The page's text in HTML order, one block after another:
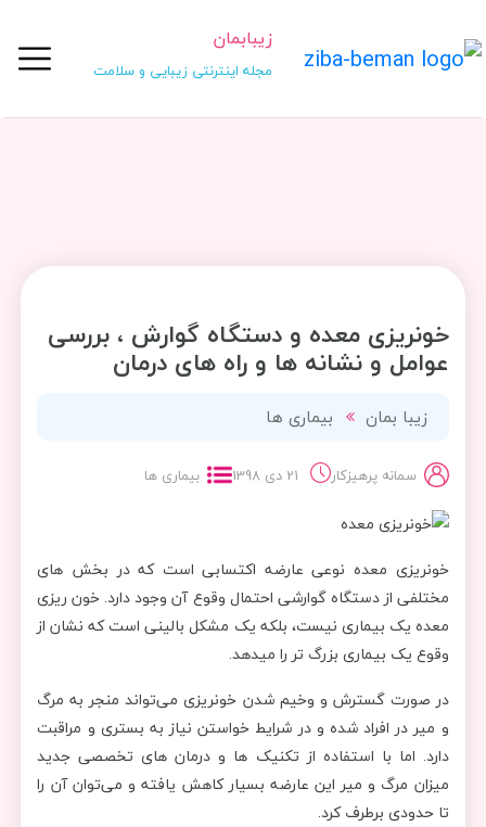
زیبابمان
مجله اینترنتی زیبایی و سلامت
خونریزی معده و دستگاه گوارش ، بررسی
عوامل و نشانه ها و راه های درمان
زیبا بمان بیماری ها
سمانه پرهیزکار 21 دی 1398 بیماری ها
خونریزی معده نوعی عارضه اکتسابی است که در بخش های
مختلفی از دستگاه گوارشی احتمال وقوع آن وجود دارد. خون ریزی
معده یک بیماری نیست، بلکه یک مشکل بالینی است که نشان از
وقوع یک بیماری بزرگ تر را میدهد.
در صورت گسترش و وخیم شدن خونریزی می‌تواند منجر به مرگ
و میر در افراد شده و در شرایط خواستن نیاز به بستری و مراقبت
دارد. اما با استفاده از تکنیک ها و درمان های تخصصی جدید
میزان مرگ و میر این عارضه بسیار کاهش یافته و می‌توان آن را
تا حدودی برطرف کرد.